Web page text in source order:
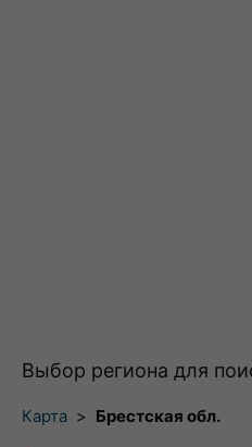
Выбор региона для
Карта > Брестская обл.